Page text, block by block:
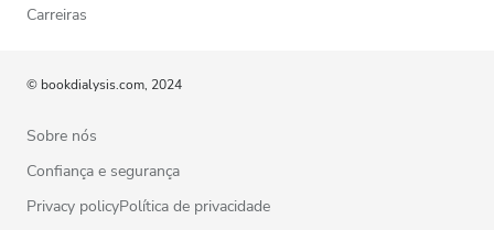
Carreiras
© bookdialysis.com, 2024
Sobre nós
Confiança e segurança
Privacy policyPolítica de privacidade